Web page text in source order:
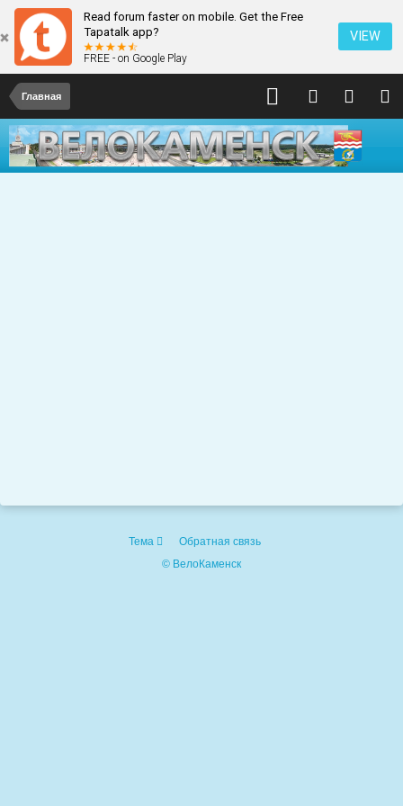
Read forum faster on mobile. Get the Free
Tapatalk app?
FREE - on Google Play
VIEW
Главная
Тема
Обратная связь
© ВелоКаменск